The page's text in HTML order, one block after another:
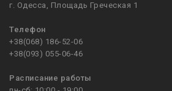
г. Одесса, Площадь Греческая 1
Телефон
+38(068) 186-52-06
+38(093) 055-06-46
Расписание работы